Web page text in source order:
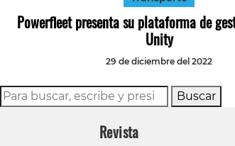
Powerfleet presenta su plataforma de
Unity
29 de diciembre del 2022
Buscar
Revista